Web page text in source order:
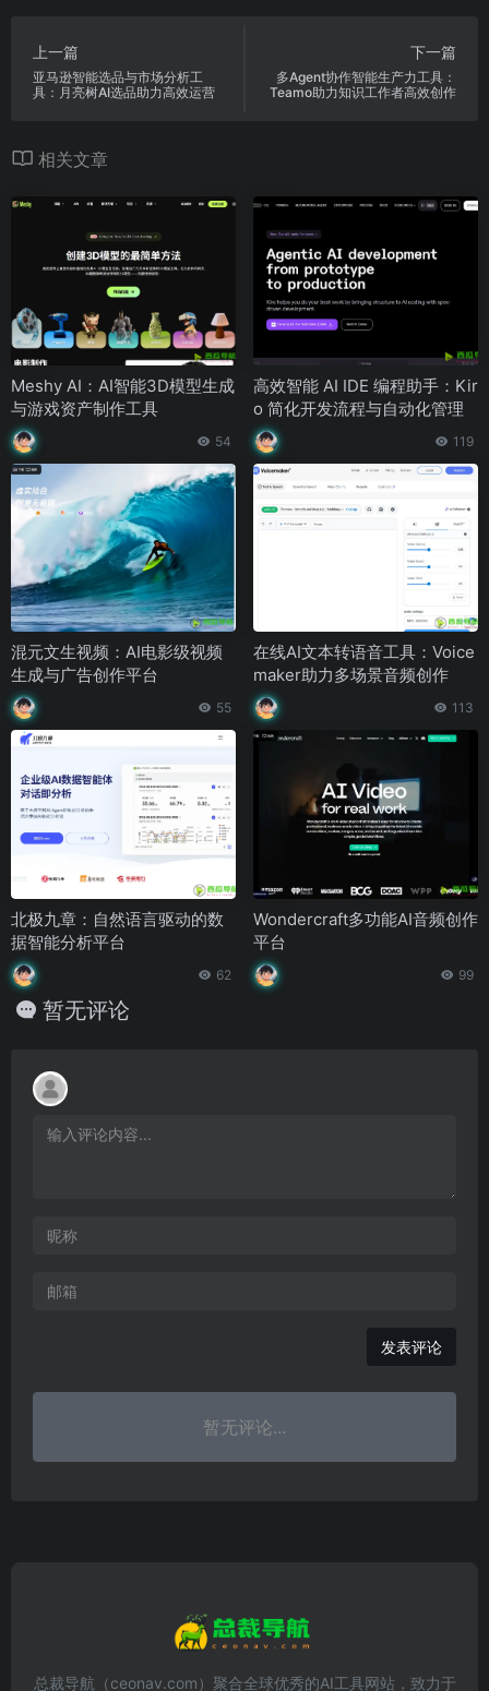
上一篇
亚马逊智能选品与市场分析工
具：月亮树AI选品助力高效运营
下一篇
多Agent协作智能生产力工具：
Teamo助力知识工作者高效创作
相关文章
Meshy AI：AI智能3D模型生成
与游戏资产制作工具
54
高效智能 AI IDE 编程助手：Kir
o 简化开发流程与自动化管理
119
混元文生视频：AI电影级视频
生成与广告创作平台
55
在线AI文本转语音工具：Voice
maker助力多场景音频创作
113
北极九章：自然语言驱动的数
据智能分析平台
62
Wondercraft多功能AI音频创作
平台
99
暂无评论
发表评论
暂无评论...
总裁导航（ceonav.com）聚合全球优秀的AI工具网站，致力于